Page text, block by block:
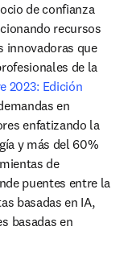
de confianza
recursos
innovadoras que
de la
2023: Edición
en
enfatizando la
y más del 60%
de
puentes entre la
basadas en IA,
basadas en